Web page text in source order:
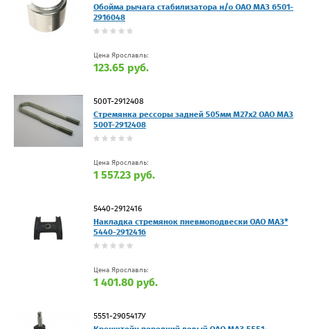
Обойма рычага стабилизатора н/о ОАО МАЗ 6501-
2916048
Цена Ярославль:
123.65 руб.
500Т-2912408
Стремянка рессоры задней 505мм М27х2 ОАО МАЗ
500Т-2912408
Цена Ярославль:
1 557.23 руб.
5440-2912416
Накладка стремянок пневмоподвески ОАО МАЗ*
5440-2912416
Цена Ярославль:
1 401.80 руб.
5551-2905417У